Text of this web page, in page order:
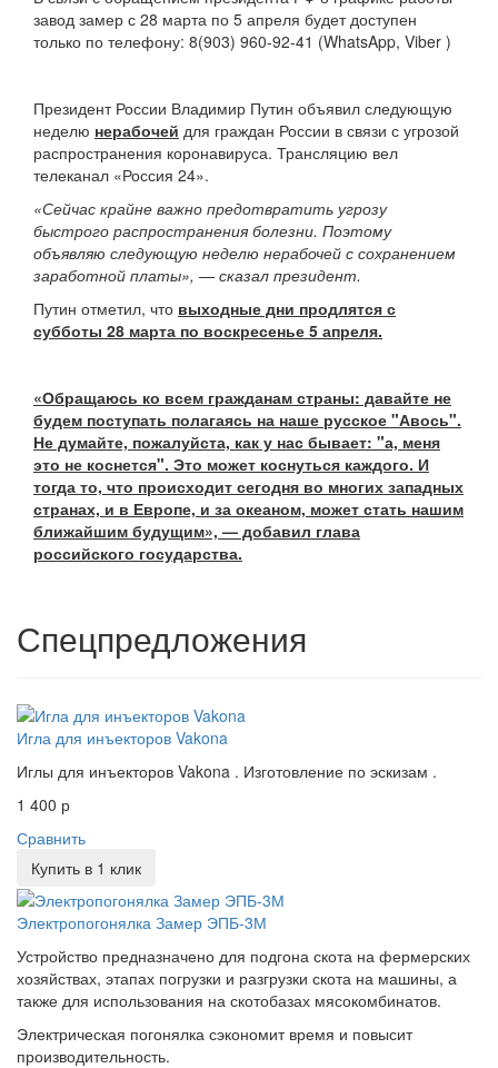
завод замер с 28 марта по 5 апреля будет доступен
только по телефону: 8(903) 960-92-41 (WhatsApp, Viber )
Президент России Владимир Путин объявил следующую
неделю нерабочей для граждан России в связи с угрозой
распространения коронавируса. Трансляцию вел
телеканал «Россия 24».
«Сейчас крайне важно предотвратить угрозу
быстрого распространения болезни. Поэтому
объявляю следующую неделю нерабочей с сохранением
заработной платы», — сказал президент.
Путин отметил, что выходные дни продлятся с
субботы 28 марта по воскресенье 5 апреля.
«Обращаюсь ко всем гражданам страны: давайте не
будем поступать полагаясь на наше русское "Авось".
Не думайте, пожалуйста, как у нас бывает: "а, меня
это не коснется". Это может коснуться каждого. И
тогда то, что происходит сегодня во многих западных
странах, и в Европе, и за океаном, может стать нашим
ближайшим будущим», — добавил глава
российского государства.
Спецпредложения
Игла для инъекторов Vakona
Иглы для инъекторов Vakona . Изготовление по эскизам .
1 400 р
Сравнить
Купить в 1 клик
Электропогонялка Замер ЭПБ-3М
Устройство предназначено для подгона скота на фермерских
хозяйствах, этапах погрузки и разгрузки скота на машины, а
также для использования на скотобазах мясокомбинатов.
Электрическая погонялка сэкономит время и повысит
производительность.